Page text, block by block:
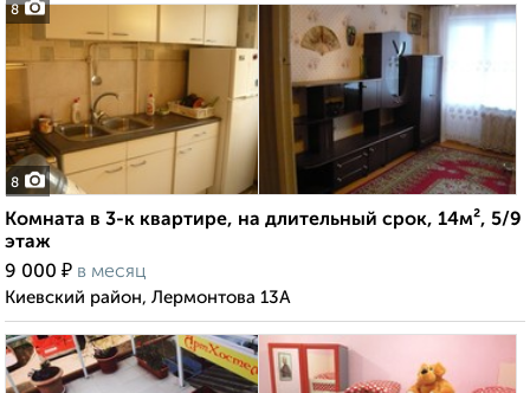
8
8
Комната в 3-к квартире, на длительный срок, 14м², 5/9
этаж
9 000 ₽ в месяц
Киевский район, Лермонтова 13А